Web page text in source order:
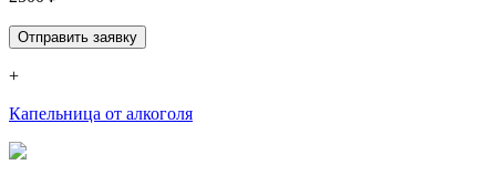
Отправить заявку
+
Капельница от алкоголя